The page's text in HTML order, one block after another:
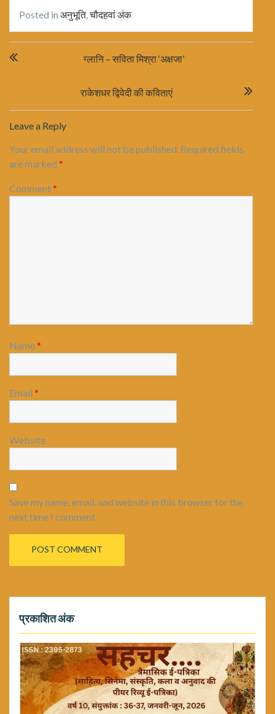
Posted in अनुभूति,चौदहवां अंक
navigation
ग्लानि – सविता मिश्रा ‘अक्षजा’
राकेशधर द्विवेदी की कविताएं
Leave a Reply
Your email address will not be published. Required fields
are marked *
Comment*
Name*
Email *
Website
Save my name, email, and website in this browser for the
next time I comment.
प्रकाशित अंक